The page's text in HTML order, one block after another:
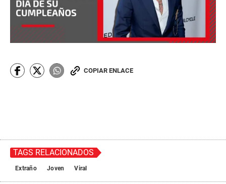
COPIAR ENLACE
TAGS RELACIONADOS
Extraño Joven Viral